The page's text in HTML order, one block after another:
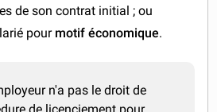
de son contrat initial ; ou
pourmotif économique.
n'a pas le droit de